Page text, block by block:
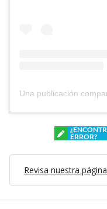
ERROR?
Revisa nuestra